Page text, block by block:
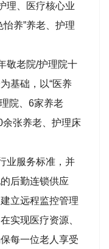
理、医疗核心业
养”养老、护理
敬老院/护理院十
基础，以“医养
院、6家养老
张养老、护理床
业服务标准，并
后勤连锁供应
立远程监控管理
实现医疗资源、
每一位老人享受